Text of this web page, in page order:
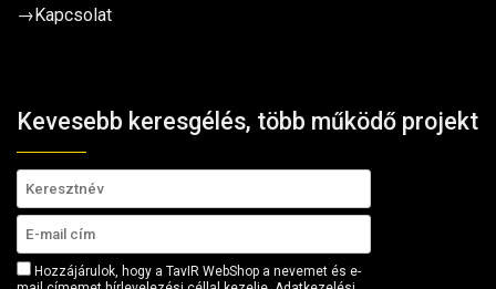
→Kapcsolat
Kevesebb keresgélés, több működő projekt
Hozzájárulok, hogy a TavIR WebShop a nevemet és e-